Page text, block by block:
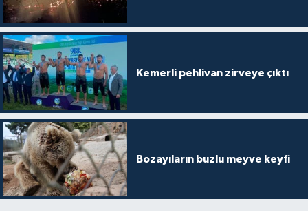
Kemerli pehlivan zirveye çıktı
Bozayıların buzlu meyve keyfi